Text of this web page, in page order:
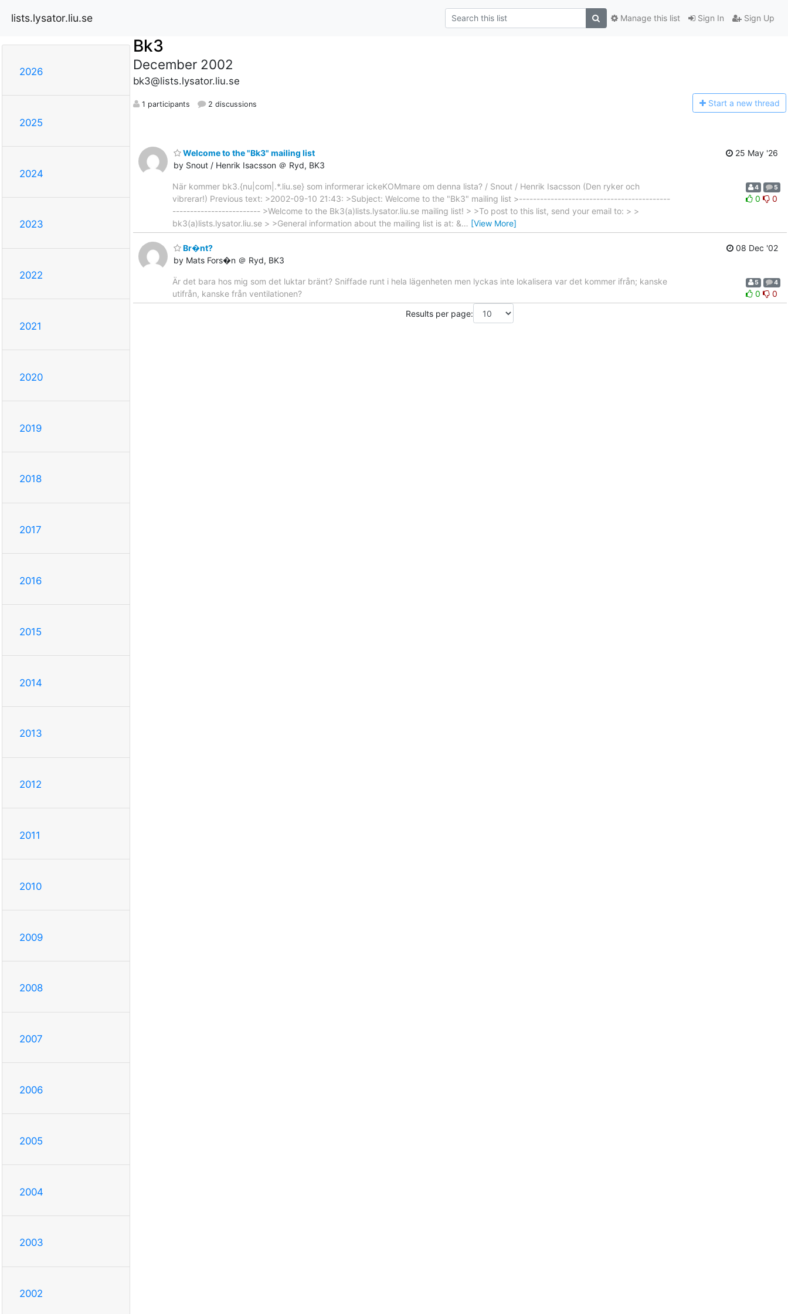
lists.lysator.liu.se Sign In Sign Up
Manage this list
2026
2025
2024
2023
2022
2021
2020
2019
2018
2017
2016
2015
2014
2013
2012
2011
2010
2009
2008
2007
2006
2005
2004
2003
2002
Bk3
December 2002
bk3@lists.lysator.liu.se
1 participants 2 discussions Start a new thread
Welcome to the "Bk3" mailing list
by Snout / Henrik Isacsson ＠ Ryd, BK3
25 May '26
När kommer bk3.{nu|com|.*.liu.se} som informerar ickeKOMmare om denna lista? / Snout / Henrik Isacsson (Den ryker och
vibrerar!) Previous text: >2002-09-10 21:43: >Subject: Welcome to the "Bk3" mailing list >-------------------------------------------
------------------------- >Welcome to the Bk3(a)lists.lysator.liu.se mailing list! > >To post to this list, send your email to: > >
bk3(a)lists.lysator.liu.se > >General information about the mailing list is at: &… [View More]
4 5
0 0
Br�nt?
by Mats Fors�n ＠ Ryd, BK3
08 Dec '02
Är det bara hos mig som det luktar bränt? Sniffade runt i hela lägenheten men lyckas inte lokalisera var det kommer ifrån; kanske
utifrån, kanske från ventilationen?
5 4
0
0
Results per page: